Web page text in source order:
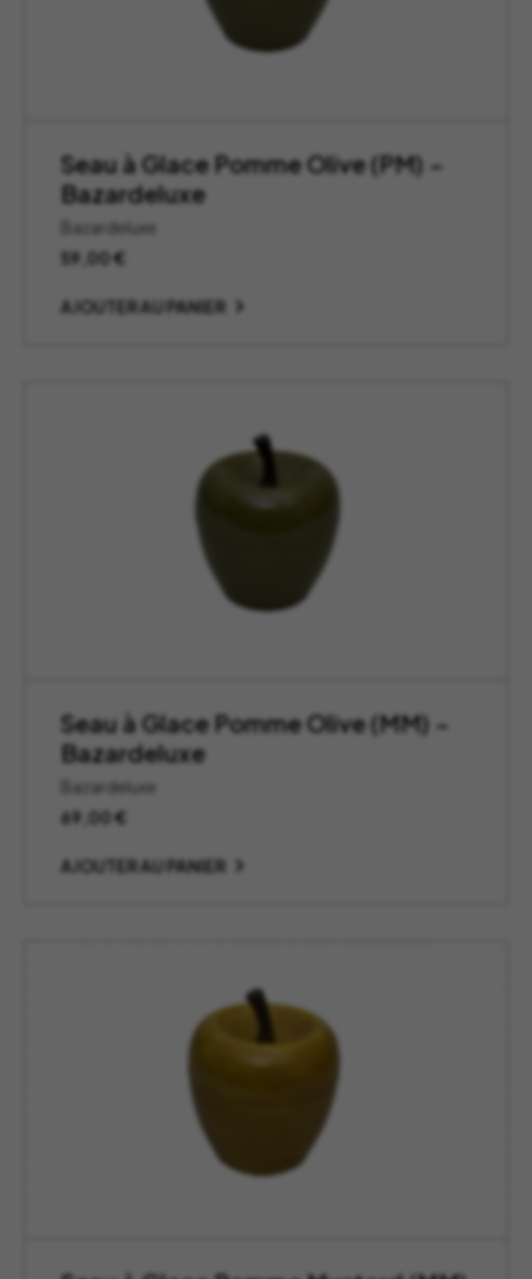
Seau à Glace Pomme Olive (PM) –
Bazardeluxe
Bazardeluxe
59,00€
AJOUTER AU PANIER
Seau à Glace Pomme Olive (MM) –
Bazardeluxe
Bazardeluxe
69,00€
AJOUTER AU PANIER